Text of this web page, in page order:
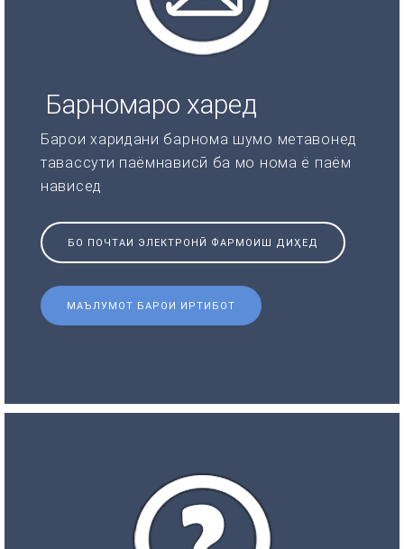
Барномаро харед
Барои харидани барнома шумо метавонед
тавассути паёмнависӣ ба мо нома ё паём
нависед
БО ПОЧТАИ ЭЛЕКТРОНӢ ФАРМОИШ ДИҲЕД
МАЪЛУМОТ БАРОИ ИРТИБОТ